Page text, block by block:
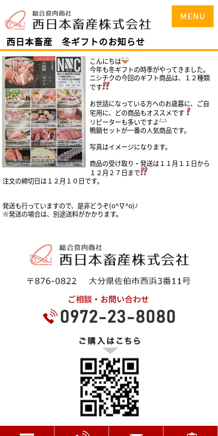
西日本畜産 冬ギフトのお知らせ
こんにちは
今年も冬ギフトの時季がやってきました。
ニシチクの今回のギフト商品は、１２種類
です
お世話になっている方へのお歳暮に、ご自
宅用に、どの商品もオススメです
リピーターも多いですよ
鴨鍋セットが一番の人気商品です。
写真はイメージになります。
商品の受け取り・発送は１１月１１ 日から
１２月２７日まで
注文の締切日は１２月１０日です。
発送も行っていますので、是非どうぞ(o^∇^o)ﾉ
※発送の場合は、別途送料がかかります。